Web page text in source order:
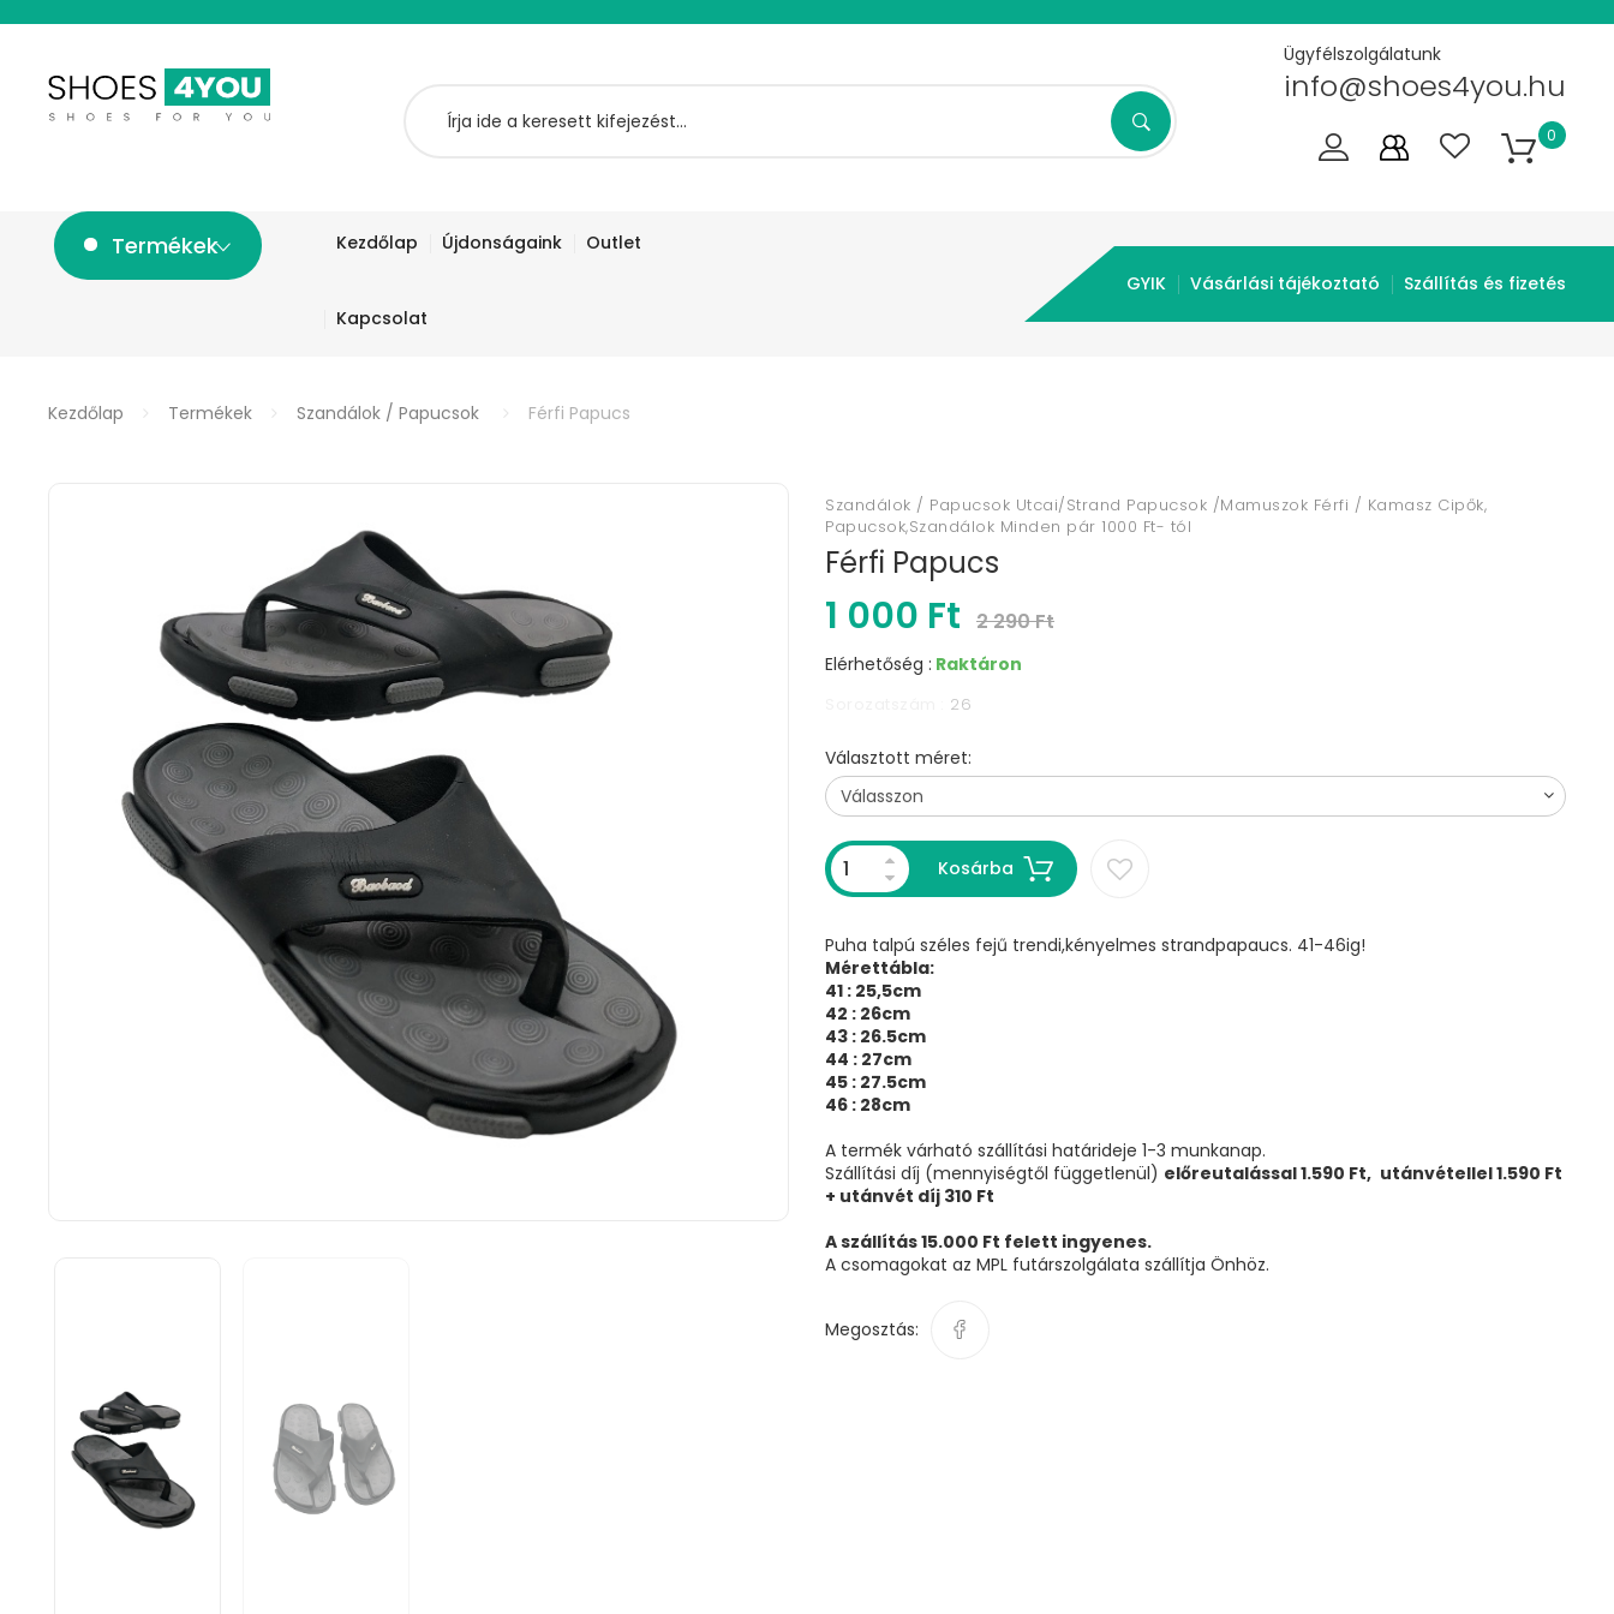
Ügyfélszolgálatunk
info@shoes4you.hu
0
Termékek Kezdőlap Újdonságaink Outlet
Kapcsolat
GYIK Vásárlási tájékoztató Szállítás és fizetés
Kezdőlap Termékek Szandálok / Papucsok Férfi Papucs
Szandálok / Papucsok Utcai/Strand Papucsok /Mamuszok Férfi / Kamasz Cipők,
Papucsok,Szandálok Minden pár 1000 Ft- tól
Férfi Papucs
1 000 Ft 2 290 Ft
Elérhetőség : Raktáron
26
Választott méret:
Kosárba
Puha talpú széles fejű trendi,kényelmes strandpapaucs. 41-46ig!
Mérettábla:
41 : 25,5cm
42 : 26cm
43 : 26.5cm
44 : 27cm
45 : 27.5cm
46 : 28cm
A termék várható szállítási határideje 1-3 munkanap.
Szállítási díj (mennyiségtől függetlenül) előreutalással 1.590 Ft, utánvétellel 1.590 Ft
+ utánvét díj 310 Ft
A szállítás 15.000 Ft felett ingyenes.
A csomagokat az MPL futárszolgálata szállítja Önhöz.
Megosztás: